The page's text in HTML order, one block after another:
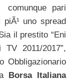
comunque pari
uno spread
il prestito “Eni
2011/2017”,
Borsa Italiana